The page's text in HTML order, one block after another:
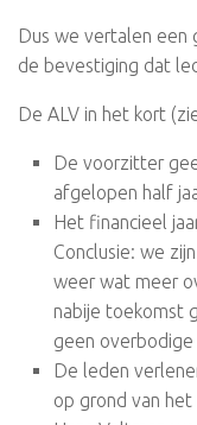
Dus we vertalen een
de bevestiging dat
De ALV in het kort
De voorzitter
afgelopen half
Het financieel
Conclusie: we
weer wat meer
nabije toekomst
geen overbodige
De leden
op grond van het